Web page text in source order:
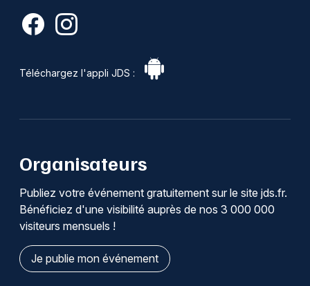
Téléchargez l'appli JDS :
Organisateurs
Publiez votre événement gratuitement sur le site jds.fr.
Bénéficiez d'une visibilité auprès de nos 3 000 000
visiteurs mensuels !
Je publie mon événement